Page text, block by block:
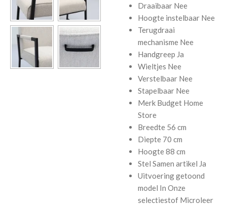
Draaibaar Nee
Hoogte instelbaar Nee
Terugdraai
mechanisme Nee
Handgreep Ja
Wieltjes Nee
Verstelbaar Nee
Stapelbaar Nee
Merk Budget Home
Store
Breedte 56 cm
Diepte 70 cm
Hoogte88 cm
Stel Samen artikel Ja
Uitvoering getoond
model In Onze
selectiestof Microleer